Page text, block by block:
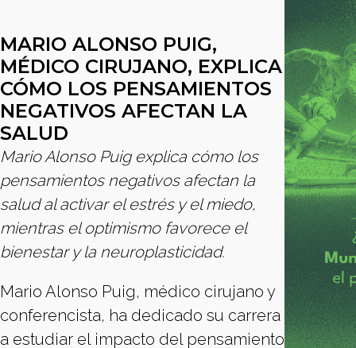
MARIO ALONSO PUIG,
MÉDICO CIRUJANO, EXPLICA
CÓMO LOS PENSAMIENTOS
NEGATIVOS AFECTAN LA
SALUD
Mario Alonso Puig explica cómo los
pensamientos negativos afectan la
salud al activar el estrés y el miedo,
mientras el optimismo favorece el
bienestar y la neuroplasticidad.
Mario Alonso Puig, médico cirujano y
conferencista, ha dedicado su carrera
a estudiar el impacto del pensamiento